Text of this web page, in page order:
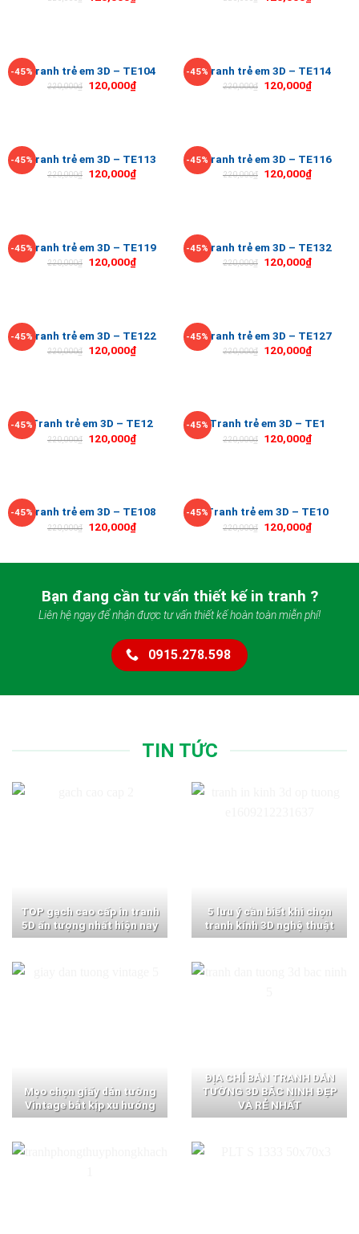
-45%Tranh trẻ em 3D – TE104
220,000₫ 120,000₫
-45%Tranh trẻ em 3D – TE114
220,000₫ 120,000₫
-45%Tranh trẻ em 3D – TE113
220,000₫ 120,000₫
-45%Tranh trẻ em 3D – TE116
220,000₫ 120,000₫
-45%Tranh trẻ em 3D – TE119
220,000₫ 120,000₫
-45%Tranh trẻ em 3D – TE132
220,000₫ 120,000₫
-45%Tranh trẻ em 3D – TE122
220,000₫ 120,000₫
-45%Tranh trẻ em 3D – TE127
220,000₫ 120,000₫
-45%Tranh trẻ em 3D – TE12
220,000₫ 120,000₫
-45% Tranh trẻ em 3D – TE1
220,000₫ 120,000₫
-45%Tranh trẻ em 3D – TE108
220,000₫ 120,000₫
-45%Tranh trẻ em 3D – TE10
220,000₫ 120,000₫
Bạn đang cần tư vấn thiết kế in tranh ?
Liên hệ ngay để nhận được tư vấn thiết kế hoàn toàn miễn phí!
0915.278.598
TIN TỨC
TOP gạch cao cấp in tranh
5D ấn tượng nhất hiện nay
5 lưu ý cần biết khi chọn
tranh kính 3D nghệ thuật
Mẹo chọn giấy dán tường
Vintage bắt kịp xu hướng
ĐỊA CHỈ BÁN TRANH DÁN
TƯỜNG 3D BẮC NINH ĐẸP
VÀ RẺ NHẤT